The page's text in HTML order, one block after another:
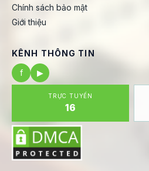
Chính sách bảo mật
Giới thiệu
KÊNH THÔNG TIN
f
▶
TRỰC TUYẾN
16